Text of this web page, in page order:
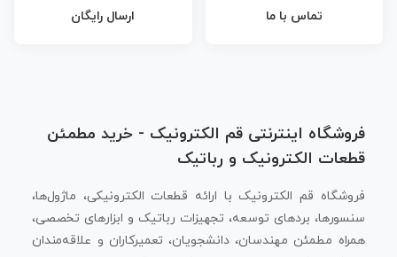
تماس با ما ارسال رایگان
فروشگاه اینترنتی قم الکترونیک - خرید مطمئن
قطعات الکترونیک و رباتیک
فروشگاه قم الکترونیک با ارائه قطعات الکترونیکی، ماژول‌ها،
سنسورها، بردهای توسعه، تجهیزات رباتیک و ابزارهای تخصصی،
همراه مطمئن مهندسان، دانشجویان، تعمیرکاران و علاقه‌مندان